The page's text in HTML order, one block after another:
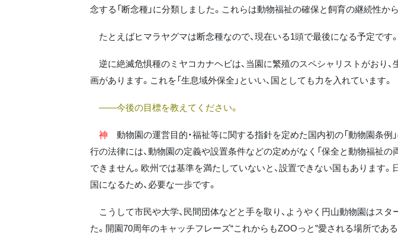
念する「断念種」に分類しました。これらは動物福祉の確保と飼育の継続性か
たとえばヒマラヤグマは断念種なので、現在いる1頭で最後になる予定です。
逆に絶滅危惧種のミヤコカナヘビは、当園に繁殖のスペシャリストがおり、
画があります。これを「生息域外保全」といい、国としても力を入れています。
――今後の目標を教えてください。
神 動物園の運営目的・福祉等に関する指針を定めた国内初の「動物園条例
行の法律には、動物園の定義や設置条件などの定めがなく「保全と動物福祉の
できません。欧州では基準を満たしていないと、設置できない国もあります
国になるため、必要な一歩です。
こうして市民や大学、民間団体などと手を取り、ようやく円山動物園はスタ
た。開園70周年のキャッチフレーズ“これからもZOOっと”愛される場所である